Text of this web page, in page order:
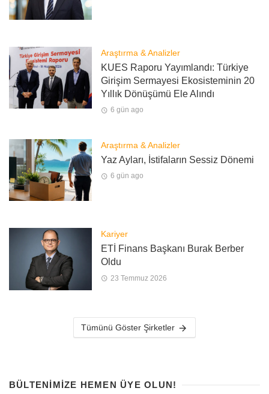
Araştırma & Analizler
KUES Raporu Yayımlandı: Türkiye
Girişim Sermayesi Ekosisteminin 20
Yıllık Dönüşümü Ele Alındı
6 gün ago
Araştırma & Analizler
Yaz Ayları, İstifaların Sessiz Dönemi
6 gün ago
Kariyer
ETİ Finans Başkanı Burak Berber
Oldu
23 Temmuz 2026
Tümünü Göster Şirketler
BÜLTENIMIZE HEMEN ÜYE OLUN!